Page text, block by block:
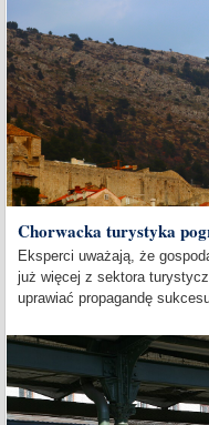
Chorwacka turystyka
Eksperci uważają, że
już więcej z sektora
uprawiać propagandę